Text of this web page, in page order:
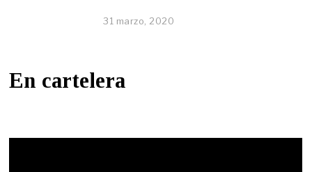
31 marzo, 2020
En cartelera